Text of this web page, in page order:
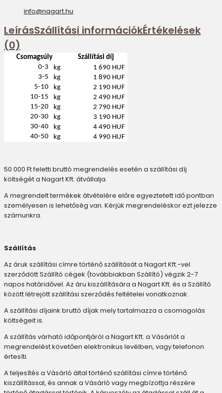
info@nagart.hu
LeírásSzállítási információkÉrtékelések
(0)
Csomagsúly
Szállítási díj
0-3
kg
1 690 HUF
3-5
kg
1 890 HUF
5-10
kg
2 190 HUF
10-15
kg
2 490 HUF
15-20
kg
2 790 HUF
20-30
kg
3 190 HUF
30-40
kg
4 490 HUF
40-50
kg 4 990 HUF
50 000 Ft feletti bruttó megrendelés esetén a szállítási díj
költségét a Nagart Kft. átvállalja.
A megrendelt termékek átvételére előre egyeztetett idő pontban
személyesen is lehetőség van. Kérjük megrendeléskor ezt jelezze
számunkra.
Szállítás
Az áruk szállítási címre történő szállítását a Nagart Kft.-vel
szerződött Szállító cégek (továbbiakban Szállító) végzik 2-7
napos határidővel. Az áru kiszállítására a Nagart Kft. és a Szállító
között létrejött szállítási szerződés feltételei vonatkoznak.
A szállítási díjaink bruttó díjak mely tartalmazza a csomagolás
költségeit is.
A szállítás várható időpontjáról a Nagart Kft. a Vásárlót a
megrendelést követően elektronikus levélben, vagy telefonon
értesíti.
A teljesítés a Vásárló által történő szállítási címre történő
kiszállítással, és annak a Vásárló vagy megbízottja részére